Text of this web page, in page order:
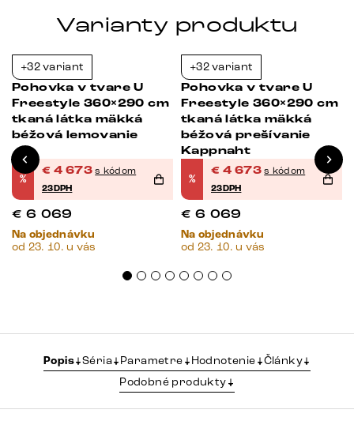
Varianty produktu
+32 variant
Pohovka v tvare U
Freestyle 360×290 cm
tkaná látka mäkká
béžová lemovanie
%
€ 4 673 s kódom
23DPH
€ 6 069
Na objednávku
od 23. 10. u vás
+32 variant
Pohovka v tvare U
Freestyle 360×290 cm
tkaná látka mäkká
béžová prešívanie
Kappnaht
%
€ 4 673 s kódom
23DPH
€ 6 069
Na objednávku
od 23. 10. u vás
Popis Séria Parametre Hodnotenie
Články
Podobné produkty